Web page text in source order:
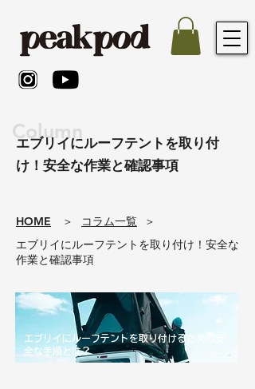
Column
エブリイにルーフテントを取り付
け！安全な作業と確認事項
​HOME ​＞ コラム一覧
​＞
エブリイにルーフテントを取り付け！安全な
作業と確認事項
エブリイにルーフテントを取り付けるための安
全な手順とは？